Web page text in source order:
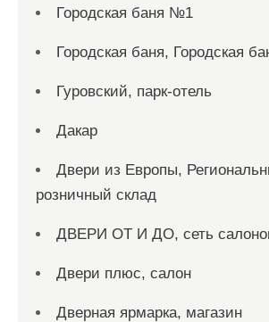
Городская баня №1
Городская баня, Городская
Гуровский, парк-отель
Дакар
Двери из Европы,
розничный склад
ДВЕРИ ОТ И ДО, сеть
Двери плюс, салон
Дверная ярмарка, магазин